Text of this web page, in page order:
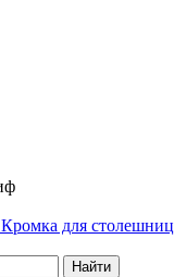
Кромка для столешниц
Найти